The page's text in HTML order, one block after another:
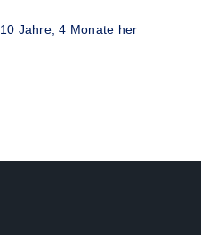
10 Jahre, 4 Monate her